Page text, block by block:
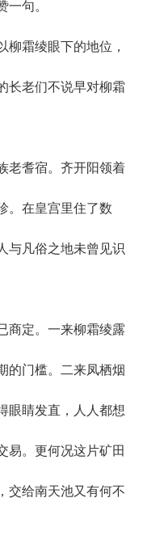
句。
霜绫眼下的地位，
长老们不说早对柳霜
耆宿。齐开阳领着
。在皇宫里住了数
与凡俗之地未曾见识
定。一来柳霜绫露
的门槛。二来凤栖烟
眼睛发直，人人都想
易。更何况这片矿田
交给南天池又有何不